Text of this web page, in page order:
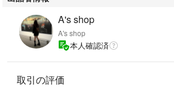
A's shop
A's shop
本人確認済
取引の評価